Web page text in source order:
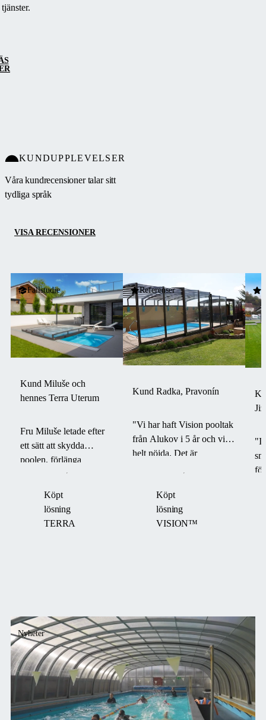
KUNDUPPLEVELSER
Våra kundrecensioner talar sitt
tydliga språk
VISA RECENSIONER
Fallstudie
Kund Miluše och
hennes Terra Uterum
Fru Miluše letade efter
ett sätt att skydda
poolen, förlänga
badsäsongen och spara
TERRA-taket fick hon
inte bara en praktisk
Köpt
lösning
TERRA
Referenser
Kund Radka, Pravonín
"Vi har haft Vision pooltak
från Alukov i 5 år och vi är
helt nöjda. Det är
området runt omkring året
Köpt
lösning
VISION™
Nyheter